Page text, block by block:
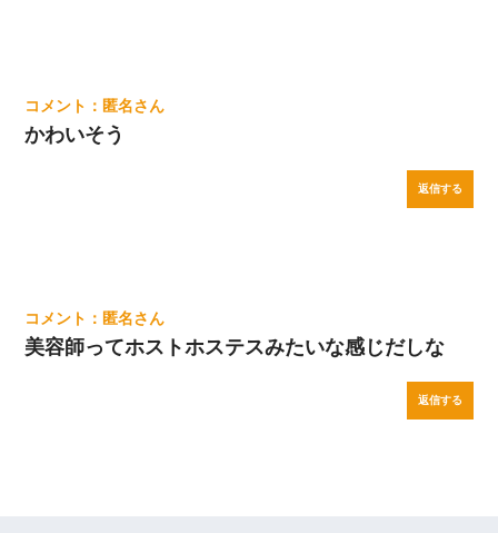
匿名
かわいそう
返信する
匿名
美容師ってホストホステスみたいな感じだしな
返信する